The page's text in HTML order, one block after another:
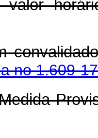
no 1.609-